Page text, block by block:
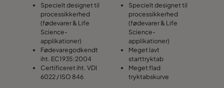
Specielt designet til
processikkerhed
(fødevarer & Life
Science-
applikationer)
Fødevaregodkendt
iht. EC1935:2004
Certificeret iht. VDI
6022 / ISO 846
Specielt designet til
processikkerhed
(fødevarer & Life
Science-
applikationer)
Meget lavt
starttryktab
Meget flad
tryktabskurve